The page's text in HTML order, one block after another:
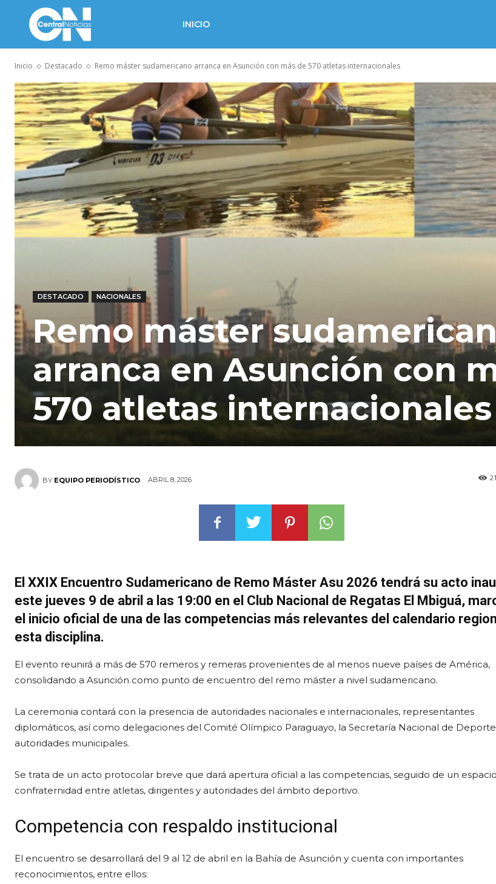
INICIO
Inicio Destacado Remo máster sudamericano arranca en Asunción con más de 570 atletas internacionales
DESTACADO NACIONALES
Remo máster
arranca en Asunción con
570 atletas internacionales
BY EQUIPO PERIODÍSTICO ABRIL 8, 2026
El XXIX Encuentro Sudamericano de Remo Máster Asu 2026 tendrá su acto
este jueves 9 de abril a las 19:00 en el Club Nacional de Regatas El Mbiguá,
el inicio oficial de una de las competencias más relevantes del calendario
esta disciplina.
El evento reunirá a más de 570 remeros y remeras provenientes de al menos nueve países de América,
consolidando a Asunción como punto de encuentro del remo máster a nivel sudamericano.
La ceremonia contará con la presencia de autoridades nacionales e internacionales, representantes
diplomáticos, así como delegaciones del Comité Olímpico Paraguayo, la Secretaría Nacional de
autoridades municipales.
Se trata de un acto protocolar breve que dará apertura oficial a las competencias, seguido de un
confraternidad entre atletas, dirigentes y autoridades del ámbito deportivo.
Competencia con respaldo institucional
El encuentro se desarrollará del 9 al 12 de abril en la Bahía de Asunción y cuenta con importantes
reconocimientos, entre ellos: